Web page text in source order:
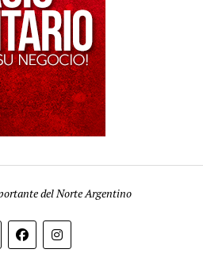
del Norte Argentino